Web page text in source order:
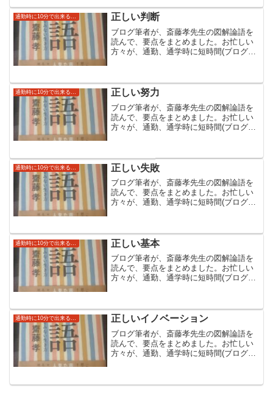
うはより具体例なども書いており大変読
みやすくなっています。
通勤時に10分で出来る読み流し自己啓発（論語） 正しい判断
ブログ筆者が、斎藤孝先生の図解論語を
読んで、要点をまとめました。お忙しい
方々が、通勤、通学時に短時間(ブログ上
みやすくなっています。
通勤時に10分で出来る読み流し自己啓発（論語） 正しい努力
ブログ筆者が、斎藤孝先生の図解論語を
読んで、要点をまとめました。お忙しい
方々が、通勤、通学時に短時間(ブログ上
うはより具体例なども書いており大変読
みやすくなっています。
正しい失敗
ブログ筆者が、斎藤孝先生の図解論語を
読んで、要点をまとめました。お忙しい
方々が、通勤、通学時に短時間(ブログ上
うはより具体例なども書いており大変読
みやすくなっています。
正しい基本
ブログ筆者が、斎藤孝先生の図解論語を
読んで、要点をまとめました。お忙しい
方々が、通勤、通学時に短時間(ブログ上
みやすくなっています。
通勤時に10分で出来る読み流し自己啓発（論語） 正しいイノベーション
ブログ筆者が、斎藤孝先生の図解論語を
読んで、要点をまとめました。お忙しい
方々が、通勤、通学時に短時間(ブログ上